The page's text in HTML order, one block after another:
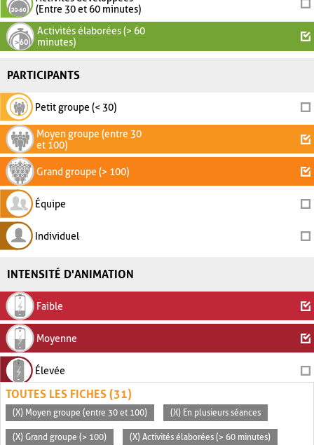
(Entre 30 et 60 minutes)
Activités élaborées (> 60
minutes)
PARTICIPANTS
Petit groupe (< 30)
Moyen groupe (entre 30
et 100)
Grand groupe (> 100)
Équipe
Individuel
INTENSITÉ D'ANIMATION
Faible
Moyenne
Élevée
TOUTES LES FICHES (31)
(X) Moyen groupe (entre 30 et 100) (X) En plusieurs séances
(X) Grand groupe (> 100) (X) Activités élaborées (> 60 minutes)